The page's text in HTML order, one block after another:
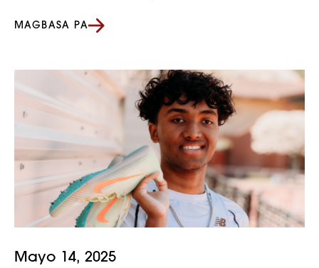
MAGBASA PA
Mayo 14, 2025